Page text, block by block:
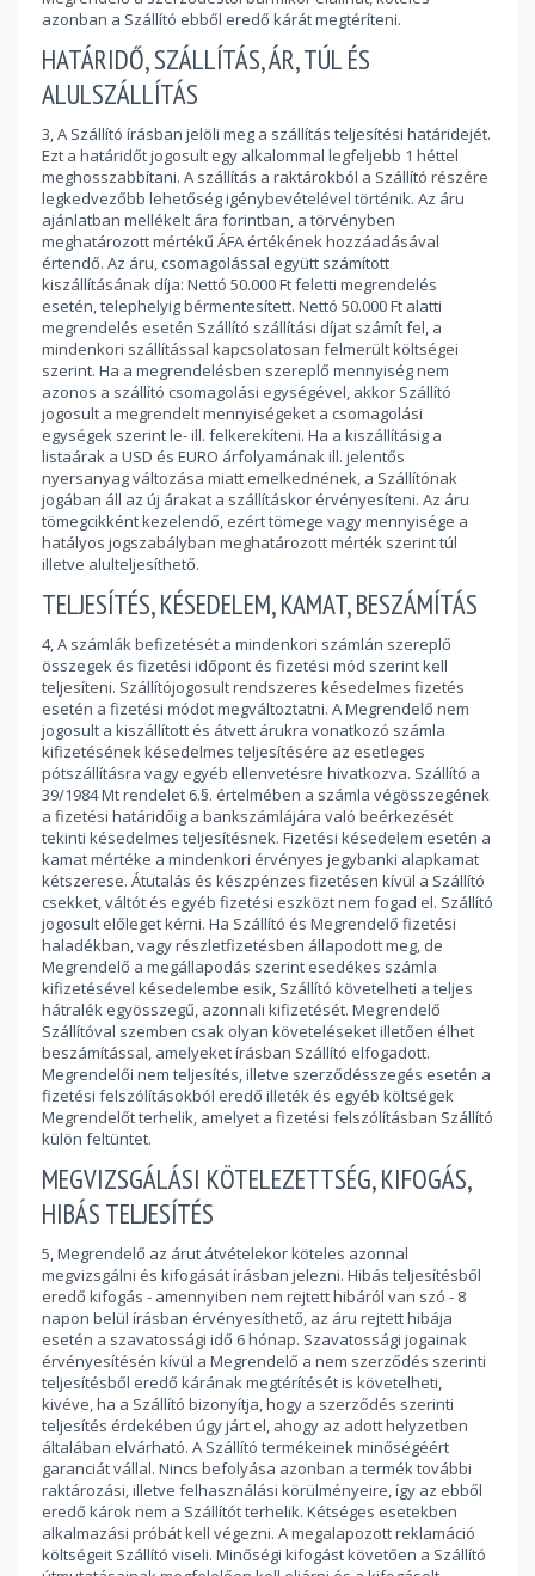
azonban a Szállító ebből eredő kárát megtéríteni.
HATÁRIDŐ, SZÁLLÍTÁS, ÁR, TÚL ÉS
ALULSZÁLLÍTÁS
3, A Szállító írásban jelöli meg a szállítás teljesítési határidejét.
Ezt a határidőt jogosult egy alkalommal legfeljebb 1 héttel
meghosszabbítani. A szállítás a raktárokból a Szállító részére
legkedvezőbb lehetőség igénybevételével történik. Az áru
ajánlatban mellékelt ára forintban, a törvényben
meghatározott mértékű ÁFA értékének hozzáadásával
értendő. Az áru, csomagolással együtt számított
kiszállításának díja: Nettó 50.000 Ft feletti megrendelés
esetén, telephelyig bérmentesített. Nettó 50.000 Ft alatti
megrendelés esetén Szállító szállítási díjat számít fel, a
mindenkori szállítással kapcsolatosan felmerült költségei
szerint. Ha a megrendelésben szereplő mennyiség nem
azonos a szállító csomagolási egységével, akkor Szállító
jogosult a megrendelt mennyiségeket a csomagolási
egységek szerint le- ill. felkerekíteni. Ha a kiszállításig a
listaárak a USD és EURO árfolyamának ill. jelentős
nyersanyag változása miatt emelkednének, a Szállítónak
jogában áll az új árakat a szállításkor érvényesíteni. Az áru
tömegcikként kezelendő, ezért tömege vagy mennyisége a
hatályos jogszabályban meghatározott mérték szerint túl
illetve alulteljesíthető.
TELJESÍTÉS, KÉSEDELEM, KAMAT, BESZÁMÍTÁS
4, A számlák befizetését a mindenkori számlán szereplő
összegek és fizetési időpont és fizetési mód szerint kell
teljesíteni. Szállítójogosult rendszeres késedelmes fizetés
esetén a fizetési módot megváltoztatni. A Megrendelő nem
jogosult a kiszállított és átvett árukra vonatkozó számla
kifizetésének késedelmes teljesítésére az esetleges
pótszállításra vagy egyéb ellenvetésre hivatkozva. Szállító a
39/1984 Mt rendelet 6.§. értelmében a számla végösszegének
a fizetési határidőig a bankszámlájára való beérkezését
tekinti késedelmes teljesítésnek. Fizetési késedelem esetén a
kamat mértéke a mindenkori érvényes jegybanki alapkamat
kétszerese. Átutalás és készpénzes fizetésen kívül a Szállító
csekket, váltót és egyéb fizetési eszközt nem fogad el. Szállító
jogosult előleget kérni. Ha Szállító és Megrendelő fizetési
haladékban, vagy részletfizetésben állapodott meg, de
Megrendelő a megállapodás szerint esedékes számla
kifizetésével késedelembe esik, Szállító követelheti a teljes
hátralék egyösszegű, azonnali kifizetését. Megrendelő
Szállítóval szemben csak olyan követeléseket illetően élhet
beszámítással, amelyeket írásban Szállító elfogadott.
Megrendelői nem teljesítés, illetve szerződésszegés esetén a
fizetési felszólításokból eredő illeték és egyéb költségek
Megrendelőt terhelik, amelyet a fizetési felszólításban Szállító
külön feltüntet.
MEGVIZSGÁLÁSI KÖTELEZETTSÉG, KIFOGÁS,
HIBÁS TELJESÍTÉS
5, Megrendelő az árut átvételekor köteles azonnal
megvizsgálni és kifogását írásban jelezni. Hibás teljesítésből
eredő kifogás - amennyiben nem rejtett hibáról van szó - 8
napon belül írásban érvényesíthető, az áru rejtett hibája
esetén a szavatossági idő 6 hónap. Szavatossági jogainak
érvényesítésén kívül a Megrendelő a nem szerződés szerinti
teljesítésből eredő kárának megtérítését is követelheti,
kivéve, ha a Szállító bizonyítja, hogy a szerződés szerinti
teljesítés érdekében úgy járt el, ahogy az adott helyzetben
általában elvárható. A Szállító termékeinek minőségéért
garanciát vállal. Nincs befolyása azonban a termék további
raktározási, illetve felhasználási körülményeire, így az ebből
eredő károk nem a Szállítót terhelik. Kétséges esetekben
alkalmazási próbát kell végezni. A megalapozott reklamáció
költségeit Szállító viseli. Minőségi kifogást követően a Szállító